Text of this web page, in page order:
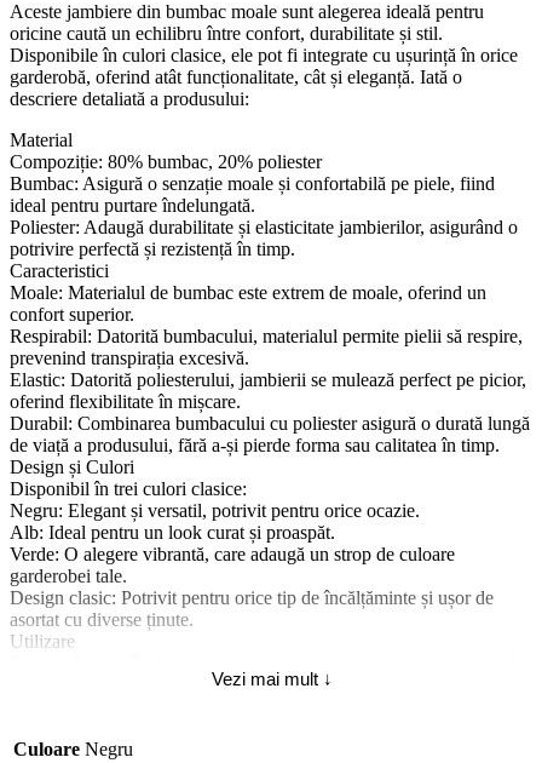
Aceste jambiere din bumbac moale sunt alegerea ideală pentru
oricine caută un echilibru între confort, durabilitate și stil.
Disponibile în culori clasice, ele pot fi integrate cu ușurință în orice
garderobă, oferind atât funcționalitate, cât și eleganță. Iată o
descriere detaliată a produsului:
Material
Compoziție: 80% bumbac, 20% poliester
Bumbac: Asigură o senzație moale și confortabilă pe piele, fiind
ideal pentru purtare îndelungată.
Poliester: Adaugă durabilitate și elasticitate jambierilor, asigurând o
potrivire perfectă și rezistență în timp.
Caracteristici
Moale: Materialul de bumbac este extrem de moale, oferind un
confort superior.
Respirabil: Datorită bumbacului, materialul permite pielii să respire,
prevenind transpirația excesivă.
Elastic: Datorită poliesterului, jambierii se mulează perfect pe picior,
oferind flexibilitate în mișcare.
Durabil: Combinarea bumbacului cu poliester asigură o durată lungă
de viață a produsului, fără a-și pierde forma sau calitatea în timp.
Design și Culori
Disponibil în trei culori clasice:
Negru: Elegant și versatil, potrivit pentru orice ocazie.
Alb: Ideal pentru un look curat și proaspăt.
Verde: O alegere vibrantă, care adaugă un strop de culoare
garderobei tale.
Design clasic: Potrivit pentru orice tip de încălțăminte și ușor de
asortat cu diverse ținute.
Utilizare
Layering: Excelent pentru a fi purtat sub pantaloni sau fuste în zilele
Vezi mai mult ↓
Culoare Negru